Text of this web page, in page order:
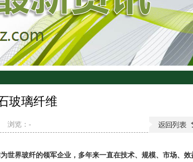
玻璃纤维
浏览： -
为世界玻纤的领军企业，多年来一直在技术、规模、市场、效